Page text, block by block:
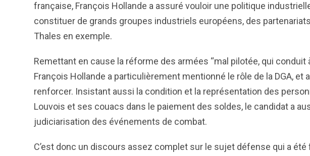
française, François Hollande a assuré vouloir une politique
constituer de grands groupes industriels européens, des
Thales en exemple.
Remettant en cause la réforme des armées “mal pilotée, qui conduit
François Hollande a particulièrement mentionné le rôle de la DGA, et
renforcer. Insistant aussi la condition et la représentation des
Louvois et ses couacs dans le paiement des soldes, le candidat a
judiciarisation des événements de combat.
C’est donc un discours assez complet sur le sujet défense qui a